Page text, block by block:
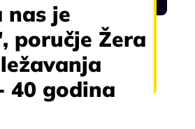
nas je
poručje Žera
40 godina